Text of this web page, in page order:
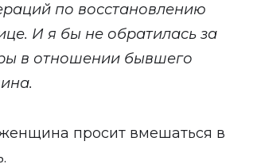
по восстановлению
И я бы не обратилась за
в отношении бывшего
просит вмешаться в